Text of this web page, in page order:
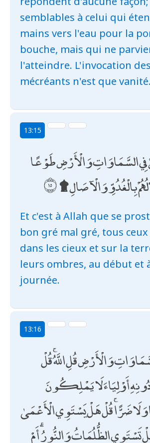
semblables à celui qui
mains vers l'eau pour la
bouche, mais qui ne
l'atteindre. L'invocation des
mécréants n'est que vanité.
13:15
فِي السَّمَاوَاتِ وَالْأَرْضِ طَوْعًا
بِالْغُدُوِّ وَالْآصَالِ ۩
Et c'est à Allah que se
bon gré mal gré, tous
dans les cieux et sur la
leurs ombres, au début et
journée.
13:16
وَالْأَرْضِ قُلِ اللَّهُ ۚ قُلْ
أَوْلِيَاءَ لَا يَمْلِكُونَ
وَلَا ضَرًّا ۚ قُلْ هَلْ يَسْتَوِي الْأَعْمَىٰ
تَسْتَوِي الظُّلُمَاتُ وَالنُّورُ ۗ أَمْ